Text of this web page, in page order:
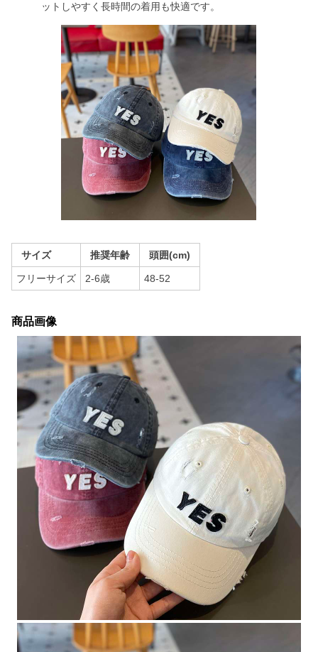
ットしやすく長時間の着用も快適です。
サイズ 推奨年齢 頭囲(cm)
フリーサイズ 2-6歳 48-52
商品画像